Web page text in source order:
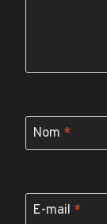
Nom *
E-mail *